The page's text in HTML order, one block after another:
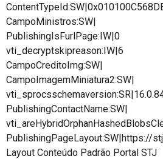
CampoMinistros:SW|
PublishingIsFurlPage:IW|0
vti_decryptskipreason:IW|6
CampoCreditoImg:SW|
CampoImagemMiniatura2:SW|
PublishingContactName:SW|
PublishingPageLayout:SW|https://
Layout Conteúdo Padrão Portal STJ